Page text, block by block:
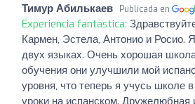
Тимур Абилькаев Publicada en
Experiencia fantástica:
Кармен, Эстела, Антонио и Росио.
двух языках. Очень хорошая
обучения они улучшили мой
уровня, что теперь я учусь школе
уроки на испанском. Дружелюбная